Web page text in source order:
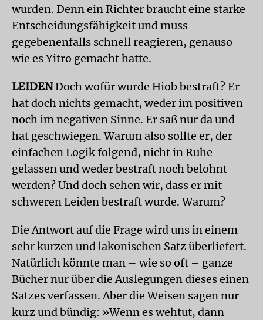
wurden. Denn ein Richter braucht eine starke
Entscheidungsfähigkeit und muss
gegebenenfalls schnell reagieren, genauso
wie es Yitro gemacht hatte.
LEIDENDoch wofür wurde Hiob bestraft? Er
hat doch nichts gemacht, weder im positiven
noch im negativen Sinne. Er saß nur da und
hat geschwiegen. Warum also sollte er, der
einfachen Logik folgend, nicht in Ruhe
gelassen und weder bestraft noch belohnt
werden? Und doch sehen wir, dass er mit
schweren Leiden bestraft wurde. Warum?
Die Antwort auf die Frage wird uns in einem
sehr kurzen und lakonischen Satz überliefert.
Natürlich könnte man – wie so oft – ganze
Bücher nur über die Auslegungen dieses einen
Satzes verfassen. Aber die Weisen sagen nur
kurz und bündig: »Wenn es wehtut, dann